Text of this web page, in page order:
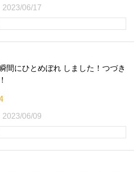
2023/06/17
間にひとめぼれ しました！つづき
2023/06/09